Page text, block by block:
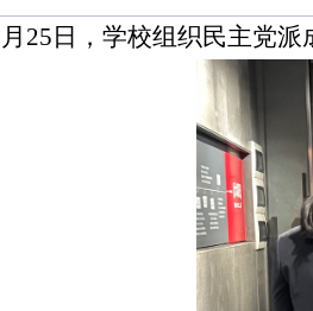
月 25 日，学校组织民主党